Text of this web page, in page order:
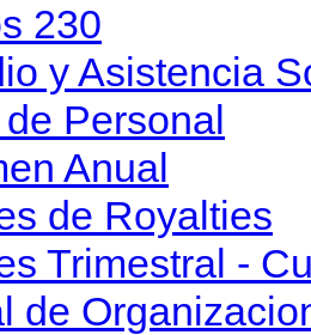
230
y Asistencia
Personal
Anual
de Royalties
Trimestral -
de